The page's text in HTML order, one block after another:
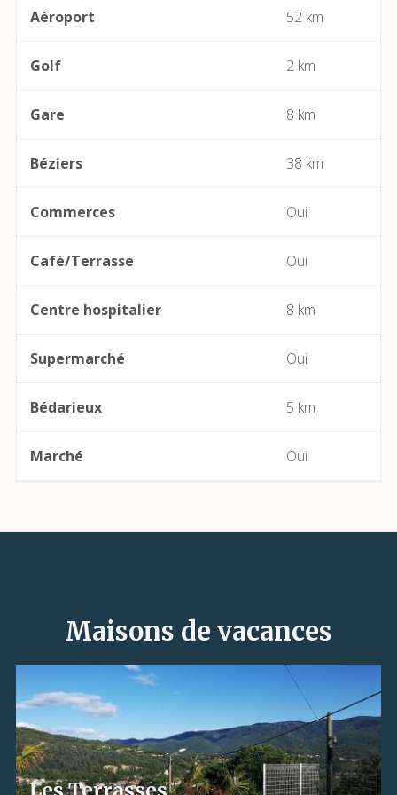
Bessan
Béziers
Bize-Minervois
Boujan-sur-Libron
Boutenac
Cabrerolles
Cailhau
Castelnau-de-Guers
Caunes-Minervois
Causses-et-Veyran
Caussiniojouls
Aéroport 52 km
Golf 2 km
Gare 8 km
Béziers 38 km
Commerces Oui
Café/Terrasse Oui
Centre hospitalier 8 km
Supermarché Oui
Bédarieux 5 km
Marché Oui
Maisons de vacances